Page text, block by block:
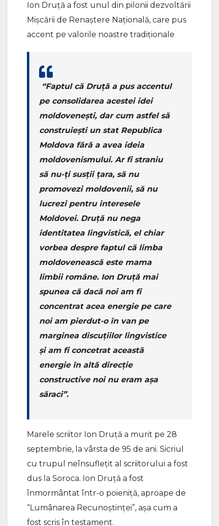
Ion Druță a fost unul din pilonii dezvoltării
Mișcării de Renaștere Națională, care pus
accent pe valorile noastre tradiționale
“Faptul că Druță a pus accentul
pe consolidarea acestei idei
moldovenești, dar cum astfel să
construiești un stat Republica
Moldova fără a avea ideia
moldovenismului. Ar fi straniu
să nu-ți susții țara, să nu
promovezi moldovenii, să nu
lucrezi pentru interesele
Moldovei. Druță nu nega
identitatea lingvistică, el chiar
vorbea despre faptul că limba
moldovenească este mama
limbii române. Ion Druță mai
spunea că dacă noi am fi
concentrat acea energie pe care
noi am pierdut-o în van pe
marginea discuțiilor lingvistice
și am fi concetrat această
energie în altă direcție
constructive noi nu eram așa
săraci”.
Marele scriitor Ion Druță a murit pe 28
septembrie, la vârsta de 95 de ani. Sicriul
cu trupul neînsuflețit al scriitorului a fost
dus la Soroca. Ion Druță a fost
înmormântat într-o poieniță, aproape de
“Lumânarea Recunoștinței”, așa cum a
fost scris în testament.